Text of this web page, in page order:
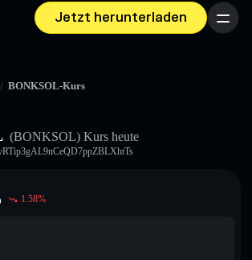
Jetzt herunterladen Menü
/ BONKSOL-Kurs
(BONKSOL) Kurs heute
1.58%